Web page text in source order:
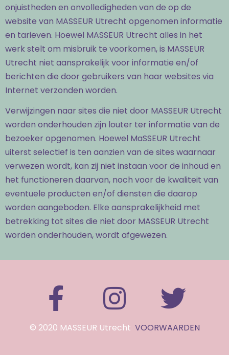
onjuistheden en onvolledigheden van de op de
website van MASSEUR Utrecht opgenomen informatie
en tarieven. Hoewel MASSEUR Utrecht alles in het
werk stelt om misbruik te voorkomen, is MASSEUR
Utrecht niet aansprakelijk voor informatie en/of
berichten die door gebruikers van haar websites via
Internet verzonden worden.
Verwijzingen naar sites die niet door MASSEUR Utrecht
worden onderhouden zijn louter ter informatie van de
bezoeker opgenomen. Hoewel MaSSEUR Utrecht
uiterst selectief is ten aanzien van de sites waarnaar
verwezen wordt, kan zij niet instaan voor de inhoud en
het functioneren daarvan, noch voor de kwaliteit van
eventuele producten en/of diensten die daarop
worden aangeboden. Elke aansprakelijkheid met
betrekking tot sites die niet door MASSEUR Utrecht
worden onderhouden, wordt afgewezen.
© 2020 MASSEUR Utrecht VOORWAARDEN